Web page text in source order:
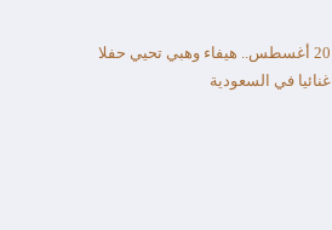
20 أغسطس.. هيفاء وهبي تحيي حفلا
غنائيا في السعودية